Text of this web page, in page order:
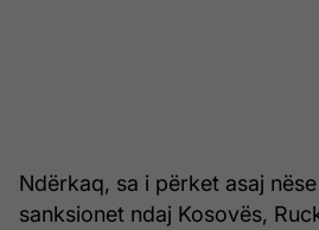
Ndërkaq, sa i përket asaj
sanksionet ndaj Kosovës,